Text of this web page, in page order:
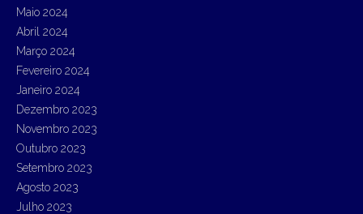
Maio 2024
Abril 2024
Março 2024
Fevereiro 2024
Janeiro 2024
Dezembro 2023
Novembro 2023
Outubro 2023
Setembro 2023
Agosto 2023
Julho 2023